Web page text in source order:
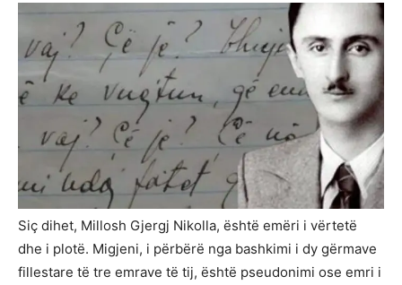
Siç dihet, Millosh Gjergj Nikolla, është emëri i vërtetë
dhe i plotë. Migjeni, i përbërë nga bashkimi i dy gërmave
fillestare të tre emrave të tij, është pseudonimi ose emri i